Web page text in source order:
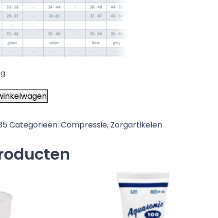
Categorieën: Compressie, Zorgartikelen